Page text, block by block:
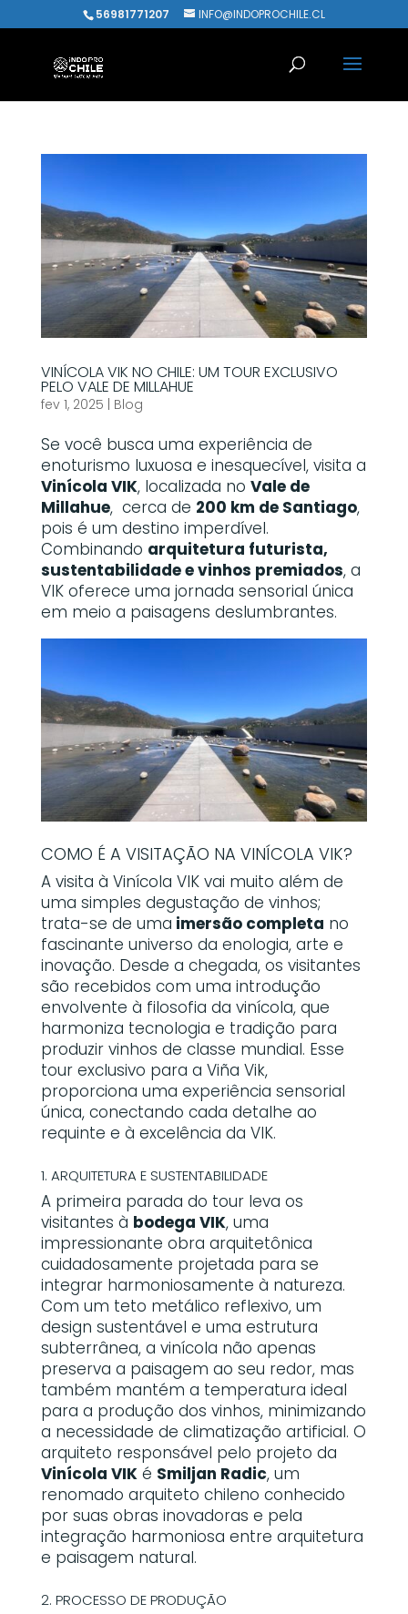
56981771207 INFO@INDOPROCHILE.CL
VINÍCOLA VIK NO CHILE: UM TOUR EXCLUSIVO
PELO VALE DE MILLAHUE
fev 1, 2025 | Blog
Se você busca uma experiência de
enoturismo luxuosa e inesquecível, visita a
Vinícola VIK, localizada no Vale de
Millahue, cerca de 200 km de Santiago,
pois é um destino imperdível.
Combinando arquitetura futurista,
sustentabilidade e vinhos premiados, a
VIK oferece uma jornada sensorial única
em meio a paisagens deslumbrantes.
COMO É A VISITAÇÃO NA VINÍCOLA VIK?
A visita à Vinícola VIK vai muito além de
uma simples degustação de vinhos;
trata-se de uma imersão completa no
fascinante universo da enologia, arte e
inovação. Desde a chegada, os visitantes
são recebidos com uma introdução
envolvente à filosofia da vinícola, que
harmoniza tecnologia e tradição para
produzir vinhos de classe mundial. Esse
tour exclusivo para a Viña Vik,
proporciona uma experiência sensorial
única, conectando cada detalhe ao
requinte e à excelência da VIK.
1. ARQUITETURA E SUSTENTABILIDADE
A primeira parada do tour leva os
visitantes à bodega VIK, uma
impressionante obra arquitetônica
cuidadosamente projetada para se
integrar harmoniosamente à natureza.
Com um teto metálico reflexivo, um
design sustentável e uma estrutura
subterrânea, a vinícola não apenas
preserva a paisagem ao seu redor, mas
também mantém a temperatura ideal
para a produção dos vinhos, minimizando
a necessidade de climatização artificial. O
arquiteto responsável pelo projeto da
Vinícola VIKé Smiljan Radic, um
renomado arquiteto chileno conhecido
por suas obras inovadoras e pela
integração harmoniosa entre arquitetura
e paisagem natural.
2. PROCESSO DE PRODUÇÃO